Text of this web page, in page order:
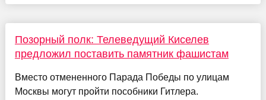
Позорный полк: Телеведущий Киселев
предложил поставить памятник фашистам
Вместо отмененного Парада Победы по улицам
Москвы могут пройти пособники Гитлера.